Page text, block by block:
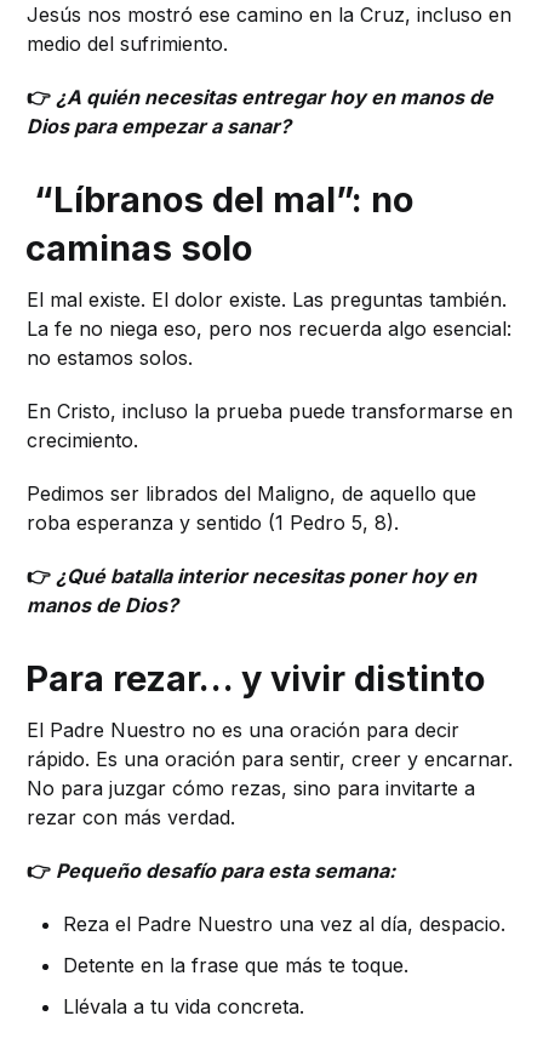
Jesús nos mostró ese camino en la Cruz, incluso en
medio del sufrimiento.
👉 ¿A quién necesitas entregar hoy en manos de
Dios para empezar a sanar?
“Líbranos del mal”: no
caminas solo
El mal existe. El dolor existe. Las preguntas también.
La fe no niega eso, pero nos recuerda algo esencial:
no estamos solos.
En Cristo, incluso la prueba puede transformarse en
crecimiento.
Pedimos ser librados del Maligno, de aquello que
roba esperanza y sentido (1 Pedro 5, 8).
👉 ¿Qué batalla interior necesitas poner hoy en
manos de Dios?
Para rezar… y vivir distinto
El Padre Nuestro no es una oración para decir
rápido. Es una oración para sentir, creer y encarnar.
No para juzgar cómo rezas, sino para invitarte a
rezar con más verdad.
👉 Pequeño desafío para esta semana:
Reza el Padre Nuestro una vez al día, despacio.
Detente en la frase que más te toque.
Llévala a tu vida concreta.